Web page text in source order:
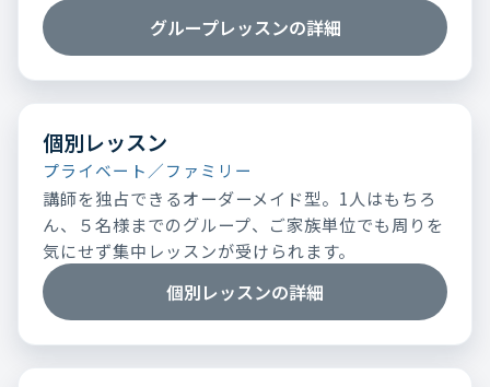
グループレッスンの詳細
個別レッスン
プライベート／ファミリー
講師を独占できるオーダーメイド型。1人はもちろ
ん、５名様までのグループ、ご家族単位でも周りを
気にせず集中レッスンが受けられます。
個別レッスンの詳細